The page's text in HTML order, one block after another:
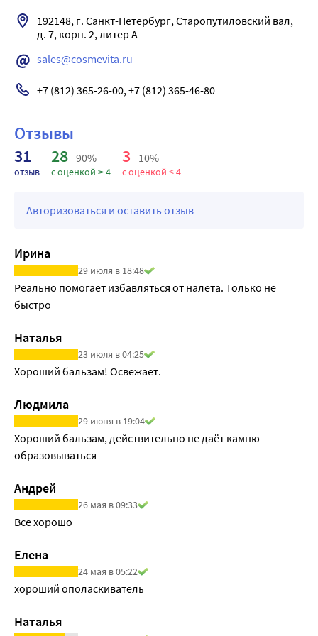
предотвращает образование опасного для зубов и десен
налета. Результат: Защита от образования зубного
192148, г. Санкт-Петербург, Старопутиловский вал,
д. 7, корп. 2, литер А
sales@cosmevita.ru
+7 (812) 365-26-00, +7 (812) 365-46-80
Отзывы
31
отзыв
28 90%
с оценкой ≥ 4
3 10%
с оценкой < 4
Авторизоваться и оставить отзыв
Ирина
29 июля в 18:48
Реально помогает избавляться от налета. Только не
быстро
Наталья
23 июля в 04:25
Хороший бальзам! Освежает.
Людмила
29 июня в 19:04
Хороший бальзам, действительно не даёт камню
образовываться
Андрей
26 мая в 09:33
Все хорошо
Елена
24 мая в 05:22
хороший ополаскиватель
Наталья